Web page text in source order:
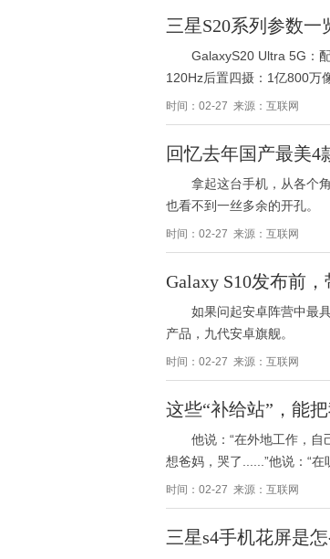
三星S20系列参数一
GalaxyS20 Ultra 5G：
120Hz后置四摄：1亿800万
时间：02-27 来源：互联网
回忆去年国产最美
拿起这台手机，从各个
也看不到一丝多余的开孔。
时间：02-27 来源：互联网
Galaxy S10发布前
如果问起安卓阵营中最
产品，九代安卓旗舰。
时间：02-27 来源：互联网
这些“补给站”，能
他说：“在外地工作，
想爸妈，哭了......”他说：“
时间：02-27 来源：互联网
三星s4手机花屏是